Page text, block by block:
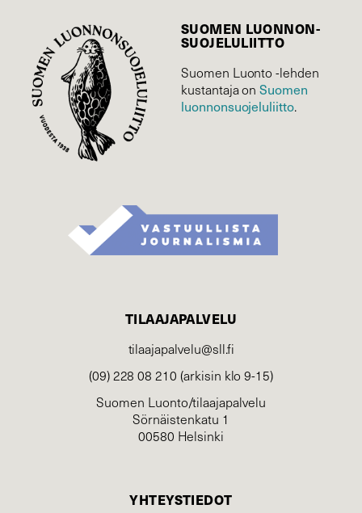
SUOMEN LUONNON­
SUOJELU­LIITTO
Suomen Luonto -lehden
kustantaja onSuomen
luonnonsuojelu­liitto.
TILAAJAPALVELU
tilaajapalvelu@sll.fi
(09) 228 08 210 (arkisin klo 9-15)
Suomen Luonto/tilaajapalvelu
Sörnäistenkatu 1
00580 Helsinki
YHTEYSTIEDOT